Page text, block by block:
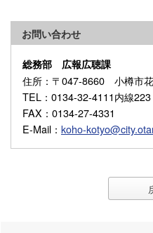
お問い合わせ
総務部 広報広聴課
住所 ：〒047-8660 小樽市
TEL ：0134-32-4111内線
FAX ：0134-27-4331
E-Mail ： koho-